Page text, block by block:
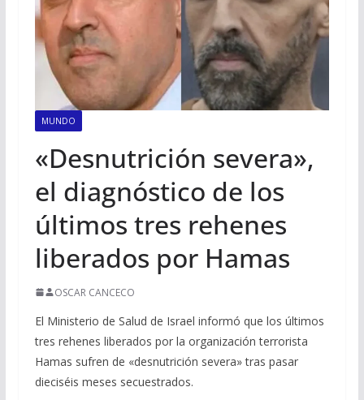
MUNDO
«Desnutrición severa»,
el diagnóstico de los
últimos tres rehenes
liberados por Hamas
OSCAR CANCECO
El Ministerio de Salud de Israel informó que los últimos
tres rehenes liberados por la organización terrorista
Hamas sufren de «desnutrición severa» tras pasar
dieciséis meses secuestrados.